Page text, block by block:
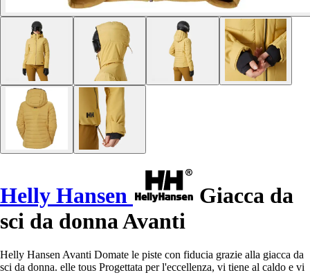
Helly Hansen
Giacca da
sci da donna Avanti
Helly Hansen Avanti Domate le piste con fiducia grazie alla giacca da
sci da donna. elle tous Progettata per l'eccellenza, vi tiene al caldo e vi